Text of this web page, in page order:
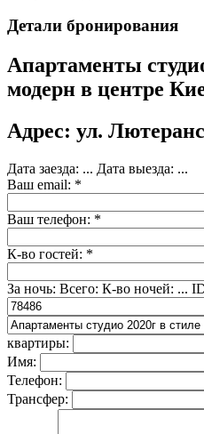
Детали бронирования
Апартаменты
модерн в центре
Адрес: ул.
Дата заезда: ... Дата выезда: ...
Ваш email: *
Ваш телефон: *
К-во гостей: *
За ночь: Всего: К-во ночей: ...
квартиры:
Имя:
Телефон:
Трансфер: